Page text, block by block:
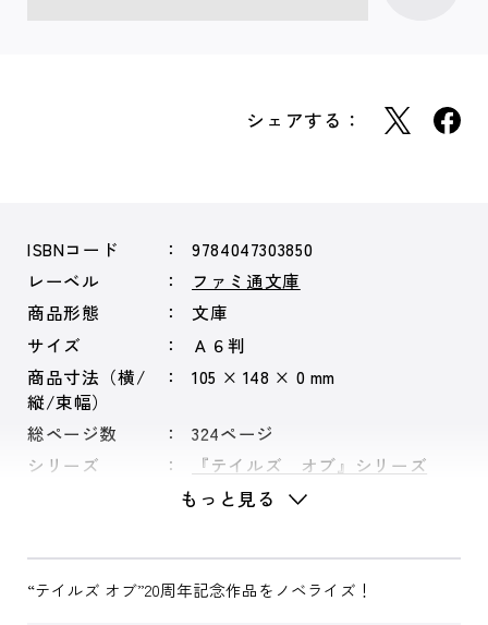
シェアする：
ISBNコード
9784047303850
レーベル
ファミ通文庫
商品形態
文庫
サイズ
Ａ６判
商品寸法（横/
縦/束幅）
105 × 148 × 0 mm
総ページ数
324ページ
シリーズ
『テイルズ オブ』シリーズ
もっと見る
“テイルズ オブ”20周年記念作品をノベライズ！